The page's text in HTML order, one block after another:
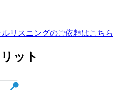
リスニングのご依頼はこちら
ット